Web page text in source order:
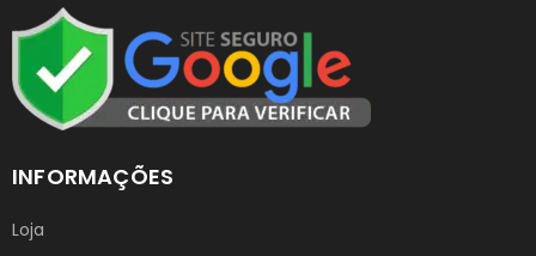
INFORMAÇÕES
Loja